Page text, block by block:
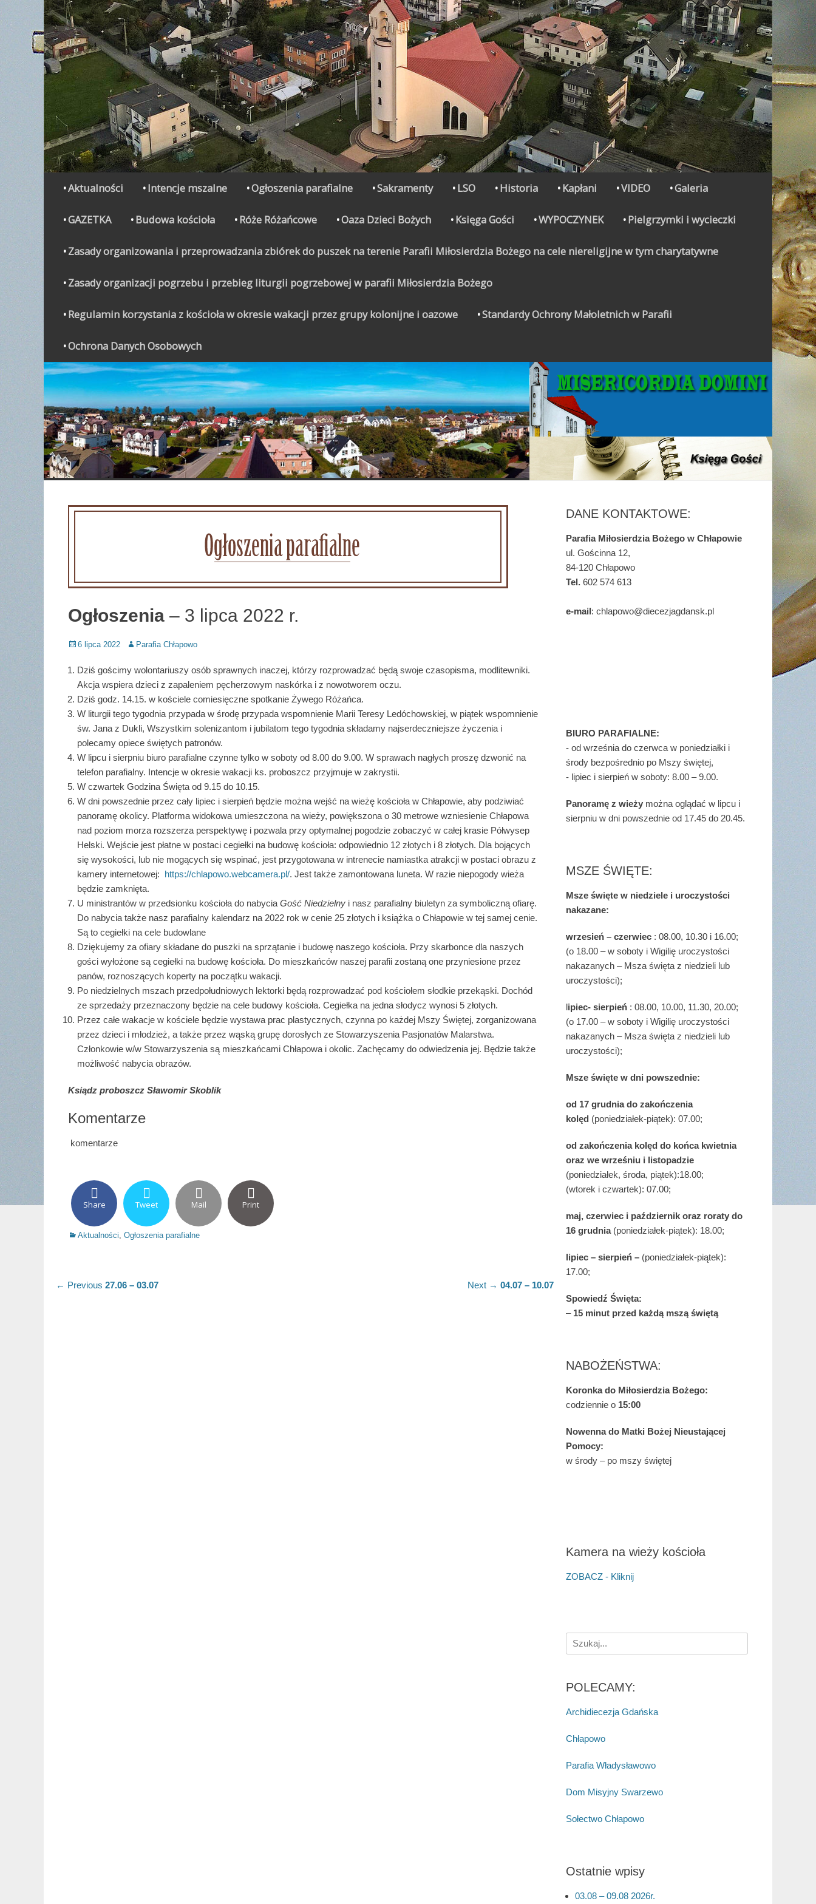
Secondary Menu
Aktualności Intencje mszalne Ogłoszenia parafialne Sakramenty LSO Historia Kapłani VIDEO Galeria
GAZETKA Budowa kościoła Róże Różańcowe Oaza Dzieci Bożych Księga Gości WYPOCZYNEK Pielgrzymki i wycieczki
Zasady organizowania i przeprowadzania zbiórek do puszek na terenie Parafii Miłosierdzia Bożego na cele niereligijne w tym charytatywne
Zasady organizacji pogrzebu i przebieg liturgii pogrzebowej w parafii Miłosierdzia Bożego
Regulamin korzystania z kościoła w okresie wakacji przez grupy kolonijne i oazowe Standardy Ochrony Małoletnich w Parafii
Ochrona Danych Osobowych
WYPOCZYNEK
Gazetka Parafialna
Ogłoszenia – 3 lipca 2022 r.
Posted
6 lipca 2022 Author
Parafia Chłapowo
Dziś gościmy wolontariuszy osób sprawnych inaczej, którzy rozprowadzać będą swoje czasopisma, modlitewniki.
Akcja wspiera dzieci z zapaleniem pęcherzowym naskórka i z nowotworem oczu.
Dziś godz. 14.15. w kościele comiesięczne spotkanie Żywego Różańca.
W liturgii tego tygodnia przypada w środę przypada wspomnienie Marii Teresy Ledóchowskiej, w piątek wspomnienie
św. Jana z Dukli, Wszystkim solenizantom i jubilatom tego tygodnia składamy najserdeczniejsze życzenia i
polecamy opiece świętych patronów.
W lipcu i sierpniu biuro parafialne czynne tylko w soboty od 8.00 do 9.00. W sprawach nagłych proszę dzwonić na
telefon parafialny. Intencje w okresie wakacji ks. proboszcz przyjmuje w zakrystii.
W czwartek Godzina Święta od 9.15 do 10.15.
W dni powszednie przez cały lipiec i sierpień będzie można wejść na wieżę kościoła w Chłapowie, aby podziwiać
panoramę okolicy. Platforma widokowa umieszczona na wieży, powiększona o 30 metrowe wzniesienie Chłapowa
nad poziom morza rozszerza perspektywę i pozwala przy optymalnej pogodzie zobaczyć w całej krasie Półwysep
Helski. Wejście jest płatne w postaci cegiełki na budowę kościoła: odpowiednio 12 złotych i 8 złotych. Dla bojących
się wysokości, lub nie mogących się wspinać, jest przygotowana w intrenecie namiastka atrakcji w postaci obrazu z
kamery internetowej: https://chlapowo.webcamera.pl/. Jest także zamontowana luneta. W razie niepogody wieża
będzie zamknięta.
U ministrantów w przedsionku kościoła do nabycia Gość Niedzielny i nasz parafialny biuletyn za symboliczną ofiarę.
Do nabycia także nasz parafialny kalendarz na 2022 rok w cenie 25 złotych i książka o Chłapowie w tej samej cenie.
Są to cegiełki na cele budowlane
Dziękujemy za ofiary składane do puszki na sprzątanie i budowę naszego kościoła. Przy skarbonce dla naszych
gości wyłożone są cegiełki na budowę kościoła. Do mieszkańców naszej parafii zostaną one przyniesione przez
panów, roznoszących koperty na początku wakacji.
Po niedzielnych mszach przedpołudniowych lektorki będą rozprowadzać pod kościołem słodkie przekąski. Dochód
ze sprzedaży przeznaczony będzie na cele budowy kościoła. Cegiełka na jedna słodycz wynosi 5 złotych.
Przez całe wakacje w kościele będzie wystawa prac plastycznych, czynna po każdej Mszy Świętej, zorganizowana
przez dzieci i młodzież, a także przez wąską grupę dorosłych ze Stowarzyszenia Pasjonatów Malarstwa.
Członkowie w/w Stowarzyszenia są mieszkańcami Chłapowa i okolic. Zachęcamy do odwiedzenia jej. Będzie także
możliwość nabycia obrazów.
Ksiądz proboszcz Sławomir Skoblik
Komentarze
komentarze
Share Tweet Mail Print
Categories
Aktualności Ogłoszenia parafialne
Nawigacja
← Previous Previous
27.06 – 03.07 Next → Next
04.07 – 10.07
DANE KONTAKTOWE:
Parafia Miłosierdzia Bożego w Chłapowie
ul. Gościnna 12,
84-120 Chłapowo
Tel. 602 574 613
e-mail: chlapowo@diecezjagdansk.pl
BIURO PARAFIALNE:
- od września do czerwca w poniedziałki i
środy bezpośrednio po Mszy świętej,
- lipiec i sierpień w soboty: 8.00 – 9.00.
Panoramę z wieży można oglądać w lipcu i
sierpniu w dni powszednie od 17.45 do 20.45.
MSZE ŚWIĘTE:
Msze święte w niedziele i uroczystości
nakazane:
wrzesień – czerwiec : 08.00, 10.30 i 16.00;
(o 18.00 – w soboty i Wigilię uroczystości
nakazanych – Msza święta z niedzieli lub
uroczystości);
lipiec- sierpień : 08.00, 10.00, 11.30, 20.00;
(o 17.00 – w soboty i Wigilię uroczystości
nakazanych – Msza święta z niedzieli lub
uroczystości);
Msze święte w dni powszednie:
od 17 grudniado zakończenia
kolęd (poniedziałek-piątek): 07.00;
od zakończenia kolęd do końca kwietnia
oraz we wrześniu i listopadzie
(poniedziałek, środa, piątek):18.00;
(wtorek i czwartek): 07.00;
maj, czerwiec i październik oraz roraty do
16 grudnia (poniedziałek-piątek): 18.00;
lipiec – sierpień – (poniedziałek-piątek):
17.00;
Spowiedź Święta:
– 15 minut przed każdą mszą świętą
NABOŻEŃSTWA:
Koronka do Miłosierdzia Bożego:
codziennie o 15:00
Nowenna do Matki Bożej Nieustającej
Pomocy:
w środy – po mszy świętej
Kamera na wieży kościoła
ZOBACZ - Kliknij
Search
for:
POLECAMY:
Archidiecezja Gdańska
Chłapowo
Parafia Władysławowo
Dom Misyjny Swarzewo
Sołectwo Chłapowo
Ostatnie wpisy
03.08 – 09.08 2026r.